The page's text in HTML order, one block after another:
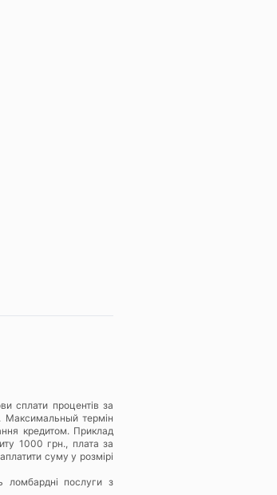
сплати процентів за
Максимальный термін
кредитом. Приклад
1000 грн., плата за
суму у розмірі
ломбардні послуги з